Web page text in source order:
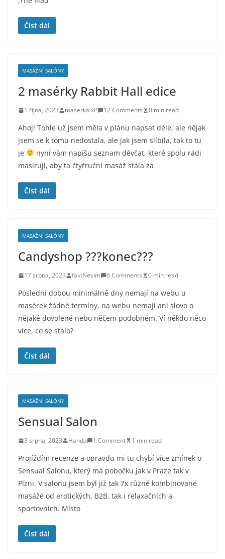
Číst dál
MASÁŽNÍ SALÓNY
2 masérky Rabbit Hall edice
1 října, 2023 maserka xP 12 Comments 0 min read
Ahoj! Tohle už jsem měla v plánu napsat déle, ale nějak
jsem se k tomu nedostala, ale jak jsem slíbila, tak to tu
je
nyní vám napíšu seznam děvčat, které spolu rádi
masírují, aby ta čtyřruční masáž stála za
Číst dál
MASÁŽNÍ SALÓNY
Candyshop ???konec???
17 srpna, 2023 faktNevim 6 Comments 0 min read
Poslední dobou minimálně dny nemají na webu u
masérek žádné termíny, na webu nemají ani slovo o
nějaké dovolené nebo něčem podobném. Ví někdo něco
více, co se stalo?
Číst dál
MASÁŽNÍ SALÓNY
Sensual Salon
3 srpna, 2023 Handa 1 Comment 1 min read
Projíždím recenze a opravdu mi tu chybí více zmínek o
Sensual Salonu, který má pobočku jak v Praze tak v
Plzni. V salonu jsem byl již tak 7x různě kombinované
masáže od erotických, B2B, tak i relaxačních a
sportovních. Místo
Číst dál